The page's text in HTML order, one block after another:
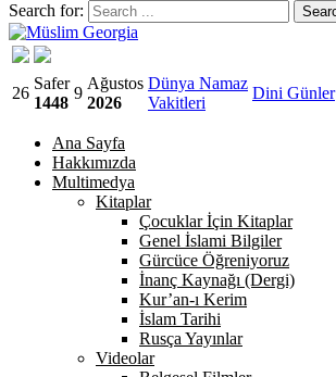
Search for:
Müslim Georgia
26
Safer
1448
9
Ağustos
2026
Dünya Namaz
Vakitleri
Dini Günler
Ana Sayfa
Hakkımızda
Multimedya
Kitaplar
Çocuklar İçin Kitaplar
Genel İslami Bilgiler
Gürcüce Öğreniyoruz
İnanç Kaynağı (Dergi)
Kur’an-ı Kerim
İslam Tarihi
Rusça Yayınlar
Videolar